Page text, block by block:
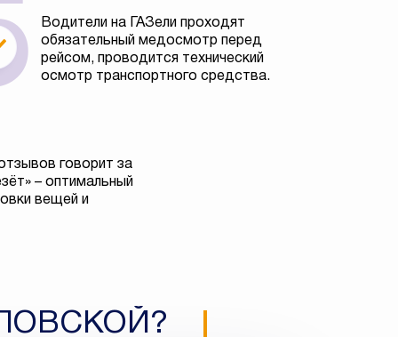
Водители на ГАЗели проходят
обязательный медосмотр перед
рейсом, проводится технический
осмотр транспортного средства.
говорит за
– оптимальный
вещей и